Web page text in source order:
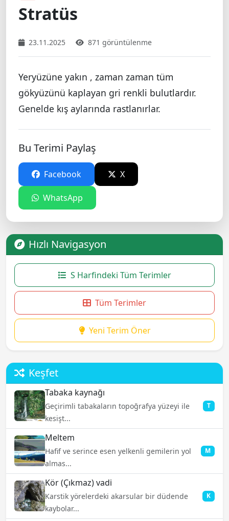
Stratüs
23.11.2025 871 görüntülenme
Yeryüzüne yakın , zaman zaman tüm
gökyüzünü kaplayan gri renkli bulutlardır.
Genelde kış aylarında rastlanırlar.
Bu Terimi Paylaş
Facebook X
WhatsApp
Hızlı Navigasyon
S Harfindeki Tüm Terimler
Tüm Terimler
Yeni Terim Öner
Keşfet
Tabaka kaynağı
Geçirimli tabakaların topoğrafya yüzeyi ile
kesişt...
T
Meltem
Hafif ve serince esen yelkenli gemilerin yol
almas...
M
Kör (Çıkmaz) vadi
Karstik yörelerdeki akarsular bir düdende
kaybolar...
K